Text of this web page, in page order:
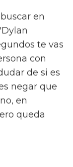
en
te vas
con
de si es
negar que
en
queda